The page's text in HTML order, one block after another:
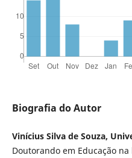
Biografia do Autor
Vinícius Silva de Souza,
Doutorando em Educação